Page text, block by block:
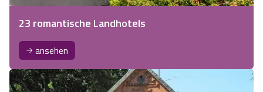
23 romantische Landhotels
ansehen